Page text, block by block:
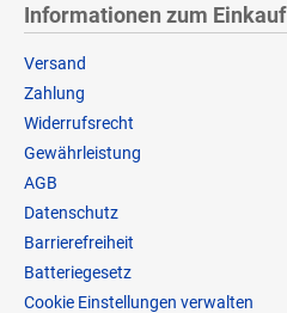
Informationen zum Einkauf
Versand
Zahlung
Widerrufsrecht
Gewährleistung
AGB
Datenschutz
Barrierefreiheit
Batteriegesetz
Cookie Einstellungen verwalten